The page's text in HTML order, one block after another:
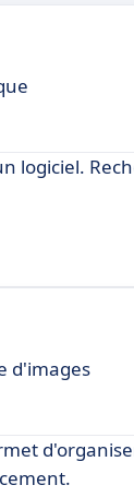
logiciel.
d'images